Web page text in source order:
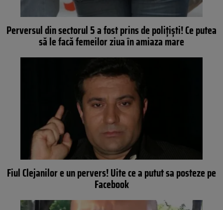
Perversul din sectorul 5 a fost prins de poliţişti! Ce putea
să le facă femeilor ziua în amiaza mare
Fiul Clejanilor e un pervers! Uite ce a putut sa posteze pe
Facebook